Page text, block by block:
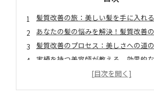
髪質改善の旅：美しい髪を手に入れ
あなたの髪の悩みを解決！髪質改善
髪質改善のプロセス：美しさへの道
実績を持つ美容師が教える、効果的
髪質改善の効果を持続させるために必